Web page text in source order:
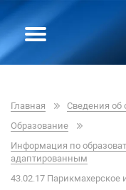
Главная
Сведения об
Образование
Информация по
адаптированным
43.02.17 Парикмахерское